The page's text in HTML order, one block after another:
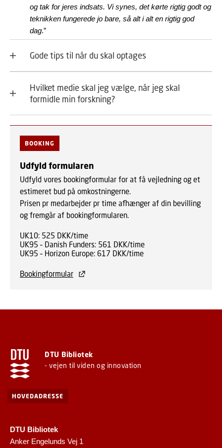
og tak for jeres indsats. Vi synes, det kørte rigtig godt og
teknikken fungerede jo bare, så alt i alt en rigtig god
dag.”
Gode tips til når du skal optages
Hvilket medie skal jeg vælge, når jeg skal
formidle min forskning?
BOOKING
Udfyld formularen
Udfyld vores bookingformular for at få vejledning og et
estimeret bud på omkostningerne.
Prisen pr medarbejder pr time afhænger af din bevilling
og fremgår af bookingformularen.
UK10: 525 DKK/time
UK95 – Danish Funders: 561 DKK/time
UK95 – Horizon Europe: 617 DKK/time
Bookingformular
DTU Bibliotek
- vejen til viden og innovation
HOVEDADRESSE
DTU Bibliotek
Anker Engelunds Vej 1